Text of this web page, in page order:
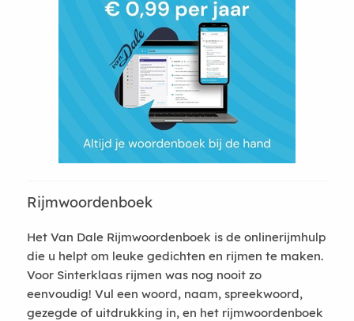
Rijmwoordenboek
Het Van Dale Rijmwoordenboek is de onlinerijmhulp
die u helpt om leuke gedichten en rijmen te maken.
Voor Sinterklaas rijmen was nog nooit zo
eenvoudig! Vul een woord, naam, spreekwoord,
gezegde of uitdrukking in, en het rijmwoordenboek